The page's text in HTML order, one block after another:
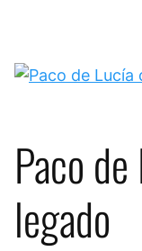
Paco
legado